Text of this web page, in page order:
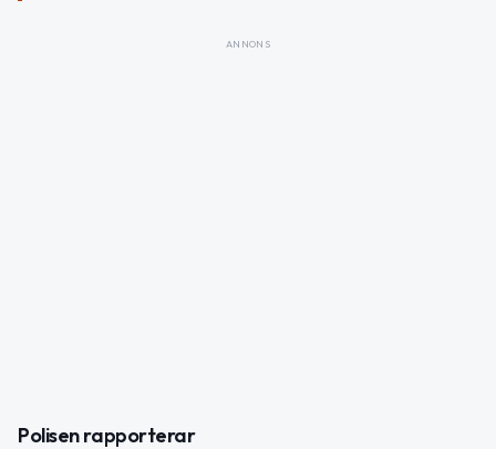
ANNONS
Polisen rapporterar